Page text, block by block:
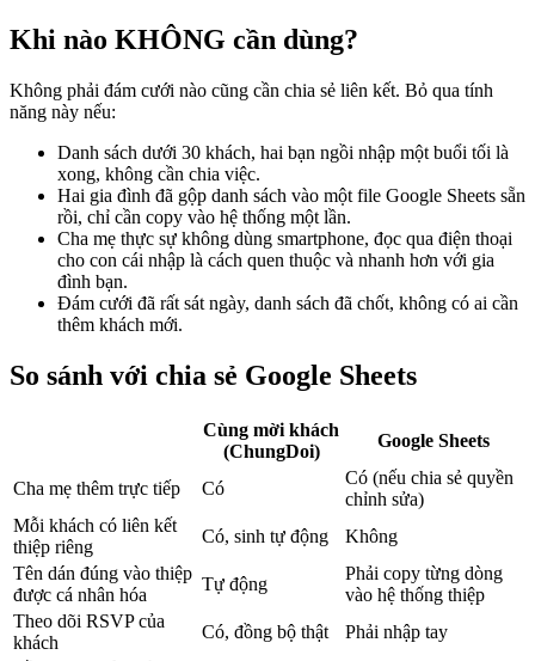
Khi nào KHÔNG cần dùng?
Không phải đám cưới nào cũng cần chia sẻ liên kết. Bỏ qua tính
năng này nếu:
Danh sách dưới 30 khách, hai bạn ngồi nhập một buổi tối là
xong, không cần chia việc.
Hai gia đình đã gộp danh sách vào một file Google Sheets sẵn
rồi, chỉ cần copy vào hệ thống một lần.
Cha mẹ thực sự không dùng smartphone, đọc qua điện thoại
cho con cái nhập là cách quen thuộc và nhanh hơn với gia
đình bạn.
Đám cưới đã rất sát ngày, danh sách đã chốt, không có ai cần
thêm khách mới.
So sánh với chia sẻ Google Sheets
Cùng mời khách
(ChungDoi)
Google Sheets
Cha mẹ thêm trực tiếp Có
Có (nếu chia sẻ quyền
chỉnh sửa)
Mỗi khách có liên kết
thiệp riêng
Có, sinh tự động
Không
Tên dán đúng vào thiệp
được cá nhân hóa
Tự động
Phải copy từng dòng
vào hệ thống thiệp
Theo dõi RSVP của
khách
Có, đồng bộ thật
Phải nhập tay